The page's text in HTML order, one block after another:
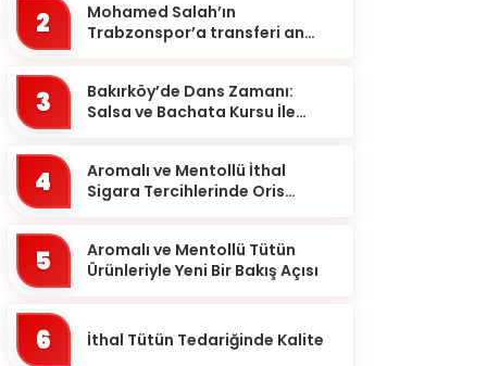
2
Mohamed Salah’ın
Trabzonspor’a transferi an
3
Bakırköy’de Dans Zamanı:
Salsa ve Bachata Kursu İle
4
Aromalı ve Mentollü İthal
Sigara Tercihlerinde Oris
5
Aromalı ve Mentollü Tütün
Ürünleriyle Yeni Bir Bakış Açısı
6 İthal Tütün Tedariğinde Kalite
Antalya
Artvin
Aydın
Balıkesir
Bartın
Batman
Bayburt
Bilecik
Bingöl